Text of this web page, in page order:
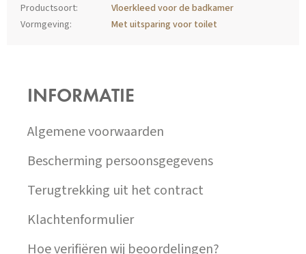
Productsoort:
Vloerkleed voor de badkamer
Vormgeving:
Met uitsparing voor toilet
INFORMATIE
Algemene voorwaarden
Bescherming persoonsgegevens
Terugtrekking uit het contract
Klachtenformulier
Hoe verifiëren wij beoordelingen?